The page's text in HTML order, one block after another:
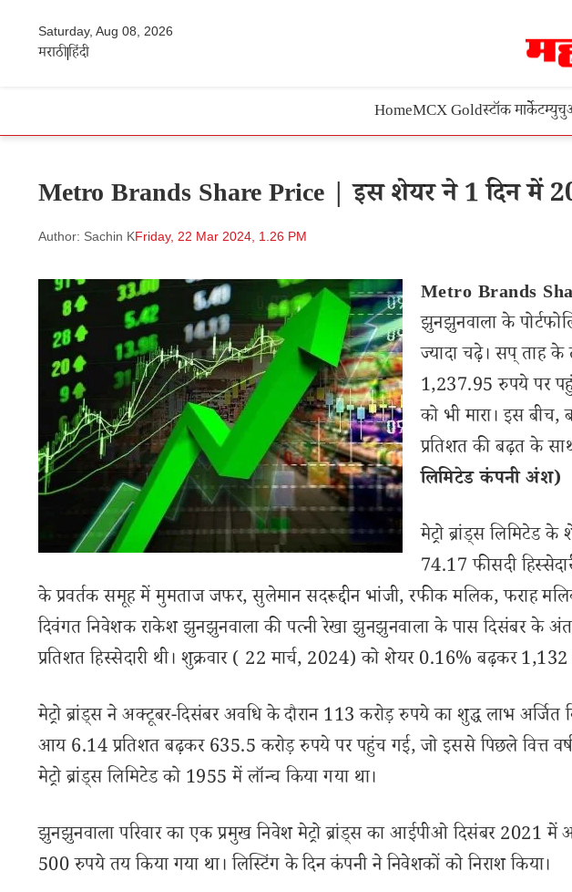
Saturday, Aug 08, 2026
मराठीहिंदी
HomeMCX Goldस्टॉक मार्केट
Metro Brands Share Price | इस शेयर ने 1 दिन में
Author: Sachin KFriday, 22 Mar 2024, 1.26 PM
Metro Brands
झुनझुनवाला के
ज्यादा चढ़े। सप् ताह के
1,237.95 रुपये पर
को भी मारा। इस
प्रतिशत की बढ़त के
लिमिटेड कंपनी अंश)
मेट्रो ब्रांड्स लिमिटेड
74.17 फीसदी
के प्रवर्तक समूह में मुमताज जफर, सुलेमान सदरूद्दीन भांजी, रफीक मलिक, फराह
दिवंगत निवेशक राकेश झुनझुनवाला की पत्नी रेखा झुनझुनवाला के पास दिसंबर के
प्रतिशत हिस्सेदारी थी। शुक्रवार ( 22 मार्च, 2024) को शेयर 0.16% बढ़कर 1,132
मेट्रो ब्रांड्स ने अक्टूबर-दिसंबर अवधि के दौरान 113 करोड़ रुपये का शुद्ध लाभ अर्जित
आय 6.14 प्रतिशत बढ़कर 635.5 करोड़ रुपये पर पहुंच गई, जो इससे पिछले वित्त
मेट्रो ब्रांड्स लिमिटेड को 1955 में लॉन्च किया गया था।
झुनझुनवाला परिवार का एक प्रमुख निवेश मेट्रो ब्रांड्स का आईपीओ दिसंबर 2021
500 रुपये तय किया गया था। लिस्टिंग के दिन कंपनी ने निवेशकों को निराश किया।